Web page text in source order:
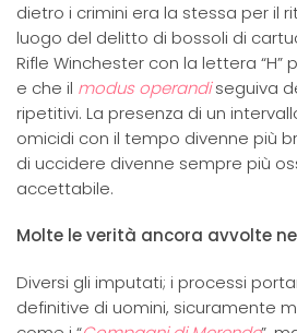
dietro i crimini era la stessa per il
luogo del delitto di bossoli di
Rifle Winchester con la lettera “H”
e che il modus operandiseguiva
ripetitivi. La presenza di un
omicidi con il tempo divenne più
di uccidere divenne sempre più
accettabile.
Molte le verità ancora avvolte
Diversi gli imputati; i processi
definitive di uomini, sicuramente